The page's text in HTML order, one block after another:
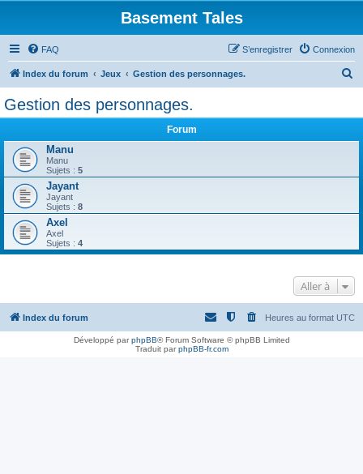
Basement Tales
FAQ Connexion
S’enregistrer
Index du forum Jeux Gestion des personnages.
r
Gestion des personnages.
Forum
Manu
Manu
Sujets : 5
Jayant
Jayant
Sujets : 8
Axel
Axel
Sujets : 4
Aller à
Index du forum Heures au format UTC
Développé parphpBB® Forum Software © phpBB Limited
Traduit parphpBB-fr.com